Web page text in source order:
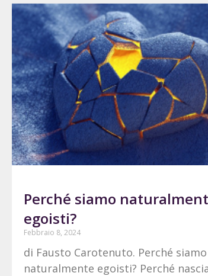
Perché siamo
egoisti?
Febbraio 8, 2024
di Fausto Carotenuto. Perché siamo
naturalmente egoisti? Perché